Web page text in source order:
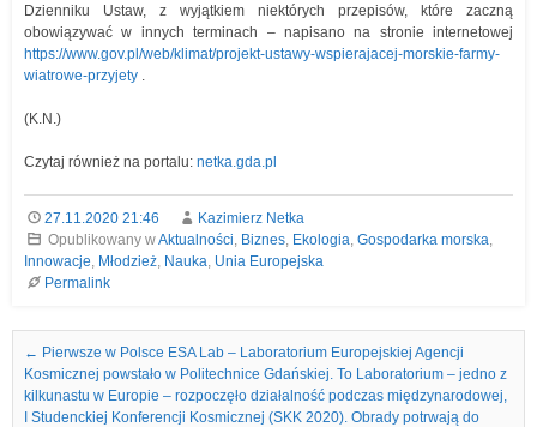
Dzienniku Ustaw, z wyjątkiem niektórych przepisów, które zaczną
obowiązywać w innych terminach – napisano na stronie internetowej
https://www.gov.pl/web/klimat/projekt-ustawy-wspierajacej-morskie-farmy-
wiatrowe-przyjety .
(K.N.)
Czytaj również na portalu: netka.gda.pl
27.11.2020 21:46
Kazimierz Netka
Opublikowany wAktualności, Biznes, Ekologia, Gospodarka morska,
Innowacje, Młodzież, Nauka, Unia Europejska
Permalink
Nawigacja we wpisach
← Pierwsze w Polsce ESA Lab – Laboratorium Europejskiej Agencji
Kosmicznej powstało w Politechnice Gdańskiej. To Laboratorium – jedno z
kilkunastu w Europie – rozpoczęło działalność podczas międzynarodowej,
I Studenckiej Konferencji Kosmicznej (SKK 2020). Obrady potrwają do